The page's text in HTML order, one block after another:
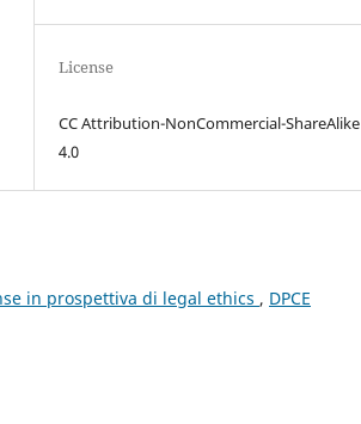
License
CC Attribution-NonCommercial-ShareAlike
4.0
in prospettiva di legal ethics , DPCE